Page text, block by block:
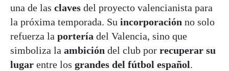
una de las claves del proyecto valencianista para
la próxima temporada. Su incorporación no solo
refuerza la portería del Valencia, sino que
simboliza la ambición del club por recuperar su
lugar entre los grandes del fútbol español.